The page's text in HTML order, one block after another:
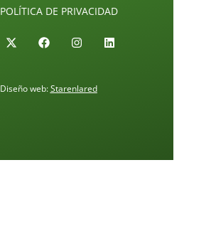
POLÍTICA DE PRIVACIDAD
Diseño web:Starenlared